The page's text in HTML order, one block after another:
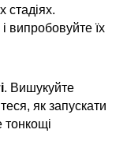
стадіях.
випробовуйте їх
. Вишукуйте
як запускати
тонкощі